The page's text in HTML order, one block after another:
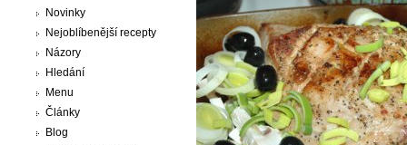
Novinky
Nejoblíbenější recepty
Názory
Hledání
Menu
Články
Blog